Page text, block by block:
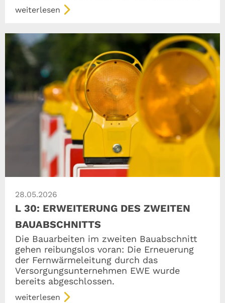
weiterlesen
28.05.2026
L 30: ERWEITERUNG DES ZWEITEN
BAUABSCHNITTS
Die Bauarbeiten im zweiten Bauabschnitt
gehen reibungslos voran: Die Erneuerung
der Fernwärmeleitung durch das
Versorgungsunternehmen EWE wurde
bereits abgeschlossen.
weiterlesen